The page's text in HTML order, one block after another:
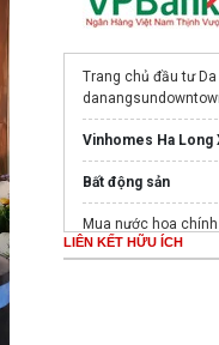
Trang chủ đầu tư Da
Vinhomes Ha Long
Bất động sản
Mua nước hoa
LIÊN KẾT HỮU ÍCH